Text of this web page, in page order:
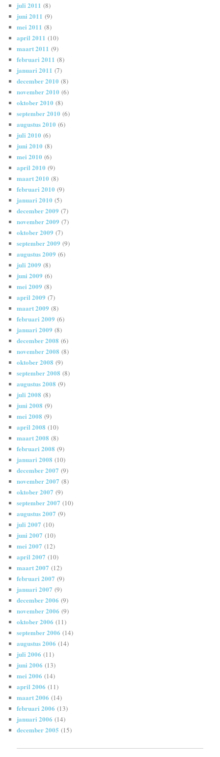
juli 2011 (8)
juni 2011 (9)
mei 2011 (8)
april 2011 (10)
maart 2011 (9)
februari 2011 (8)
januari 2011 (7)
december 2010 (8)
november 2010 (6)
oktober 2010 (8)
september 2010 (6)
augustus 2010 (6)
juli 2010 (6)
juni 2010 (8)
mei 2010 (6)
april 2010 (9)
maart 2010 (8)
februari 2010 (9)
januari 2010 (5)
december 2009 (7)
november 2009 (7)
oktober 2009 (7)
september 2009 (9)
augustus 2009 (6)
juli 2009 (8)
juni 2009 (6)
mei 2009 (8)
april 2009 (7)
maart 2009 (8)
februari 2009 (6)
januari 2009 (8)
december 2008 (6)
november 2008 (8)
oktober 2008 (9)
september 2008 (8)
augustus 2008 (9)
juli 2008 (8)
juni 2008 (9)
mei 2008 (9)
april 2008 (10)
maart 2008 (8)
februari 2008 (9)
januari 2008 (10)
december 2007 (9)
november 2007 (8)
oktober 2007 (9)
september 2007 (10)
augustus 2007 (9)
juli 2007 (10)
juni 2007 (10)
mei 2007 (12)
april 2007 (10)
maart 2007 (12)
februari 2007 (9)
januari 2007 (9)
december 2006 (9)
november 2006 (9)
oktober 2006 (11)
september 2006 (14)
augustus 2006 (14)
juli 2006 (11)
juni 2006 (13)
mei 2006 (14)
april 2006 (11)
maart 2006 (14)
februari 2006 (13)
januari 2006 (14)
december 2005 (15)